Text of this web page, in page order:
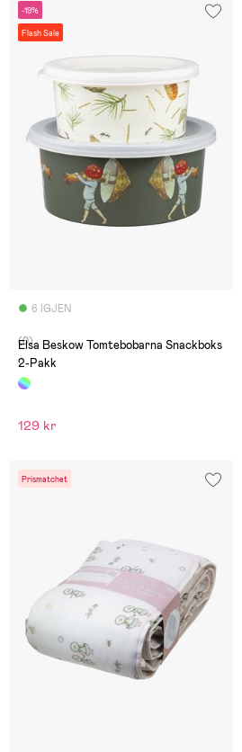
-19%
Flash Sale
6 IGJEN
(0)
Elsa Beskow Tomtebobarna Snackboks
2-Pakk
129 kr
Prismatchet